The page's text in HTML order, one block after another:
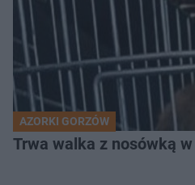
AZORKI GORZÓW
Trwa walka z nosówką